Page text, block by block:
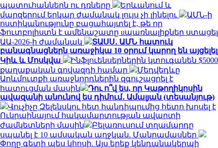
պատուհաններն ու դռները
Երևանում և
մարզերում երկար ժամանակ լույս չի լինելու
ԱՄՆ-ի
ոստիկանությունը բացահայտել է, թե որ
ֆուտբոլիստն է ամենաշատը uպառնալիքներ ստացել
ԱԱ-2026-ի ժամանակ
ՏԱՍՍ․ ԱՄՆ հատուկ
բանագնացներն առաջիկա 10 օրում կարող են այցելել
Կիև և Մոսկվա
Ինֆլուենսերներին կտուգանեն $5000
քաղաքական գովազդի համար
Մեդվեդևը
Արևմուտքի առաջնորդներին զգուշացրել է
հատուցման մասին
Դու ո՞վ ես, որ Կաթողիկոսին
ավազանի անունով ես դիմում․ Ամալյան (տեսանյութ)
Վուչիչը Զելենսկու հետ հանդիպումից հետո խոսել է
Ուկրաինայում հակամարտության ավարտի
ժամկետների մասին
Բելառուսում տղամարդը
սպանել է 10 ամսական աղջկան. Մանրամասներ
Փողը գետի պես կհոսի. Այս երեք կենդանակերպի